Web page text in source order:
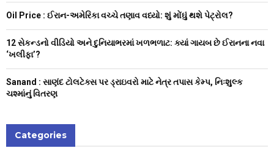
C
H
Oil Price : ઈરાન-અમેરિકા વચ્ચે તણાવ વધ્યો: શું મોંઘું થશે પેટ્રોલ?
12 સેકન્ડનો વીડિયો અને દુનિયાભરમાં ખળભળાટ: ક્યાં ગાયબ છે ઈરાનના નવા
‘ખલીફા’?
Sanand : સાણંદ ટોલટેક્સ પર ડ્રાઇવરો માટે નેત્ર તપાસ કેમ્પ, નિઃશુલ્ક
ચશ્માંનું વિતરણ
Categories